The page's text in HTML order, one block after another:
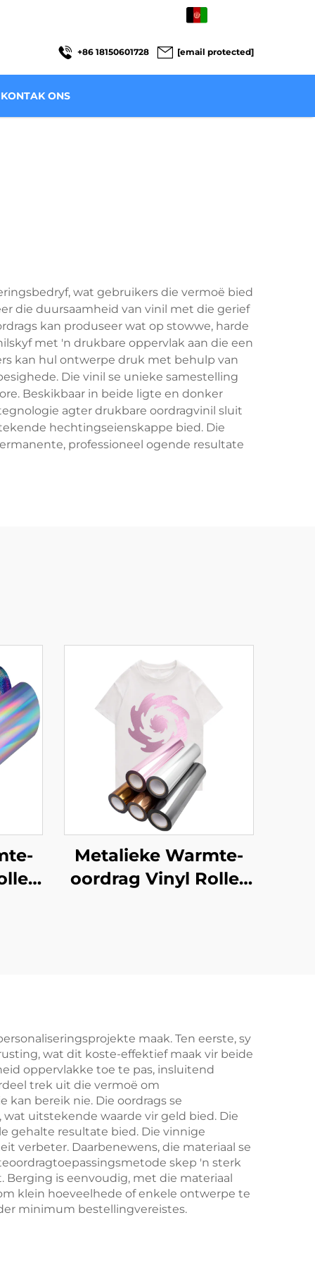
+86 18150601728 [email protected]
KONTAK ONS
wat gebruikers die vermoë bied
die duursaamheid van vinil met die gerief
kan produseer wat op stowwe, harde
met 'n drukbare oppervlak aan die een
kan hul ontwerpe druk met behulp van
Die vinil se unieke samestelling
Beskikbaar in beide ligte en donker
agter drukbare oordragvinil sluit
hechtingseienskappe bied. Die
professioneel ogende resultate
Metalieke Warmte-
oordrag Vinyl Rolles
maak. Ten eerste, sy
wat dit koste-effektief maak vir beide
oppervlakke toe te pas, insluitend
trek uit die vermoë om
bereik nie. Die oordrags se
uitstekende waarde vir geld bied. Die
gehalte resultate bied. Die vinnige
verbeter. Daarbenewens, die materiaal se
skep 'n sterk
Berging is eenvoudig, met die materiaal
klein hoeveelhede of enkele ontwerpe te
minimum bestellingvereistes.